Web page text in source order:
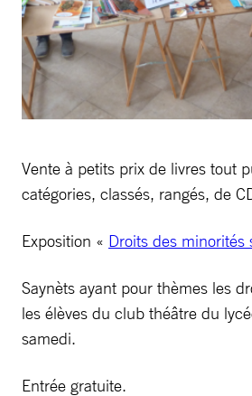
Vente à petits prix de livres tout
catégories, classés, rangés, de
Exposition « Droits des minorités
Saynèts ayant pour thèmes les
les élèves du club théâtre du
samedi.
Entrée gratuite.